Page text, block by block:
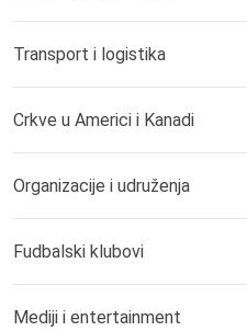
Transport i logistika
Crkve u Americi i Kanadi
Organizacije i udruženja
Fudbalski klubovi
Mediji i entertainment